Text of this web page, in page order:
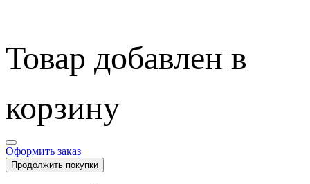
Товар добавлен в
корзину
Оформить заказ
Продолжить покупки